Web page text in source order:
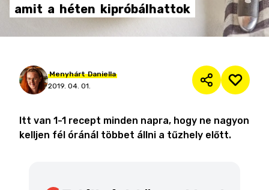
amit a héten kipróbálhattok
Menyhárt Daniella
2019. 04. 01.
Itt van 1-1 recept minden napra, hogy ne nagyon
kelljen fél óránál többet állni a tűzhely előtt.